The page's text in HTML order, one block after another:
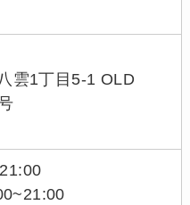
雲1丁目5-1 OLD